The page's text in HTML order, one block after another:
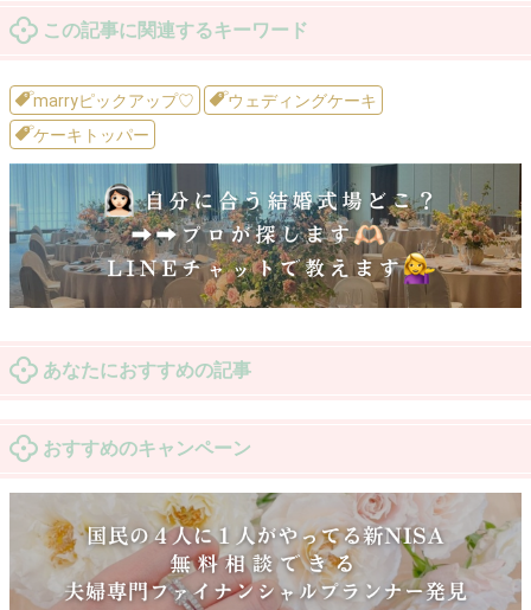
この記事に関連するキーワード
marryピックアップ♡
ウェディングケーキ
ケーキトッパー
あなたにおすすめの記事
おすすめのキャンペーン